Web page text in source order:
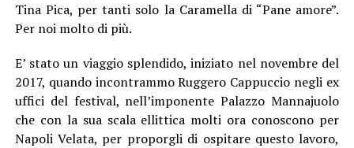
Tina Pica, per tanti solo la Caramella di “Pane amore”.
Per noi molto di più.
E’ stato un viaggio splendido, iniziato nel novembre del
2017, quando incontrammo Ruggero Cappuccio negli ex
uffici del festival, nell’imponente Palazzo Mannajuolo
che con la sua scala ellittica molti ora conoscono per
Napoli Velata, per proporgli di ospitare questo lavoro,